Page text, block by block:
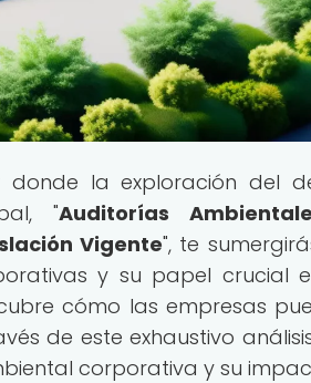
donde la exploración del
"Auditorías
Vigente", te
y su papel crucial
cómo las empresas
de este exhaustivo
corporativa y su